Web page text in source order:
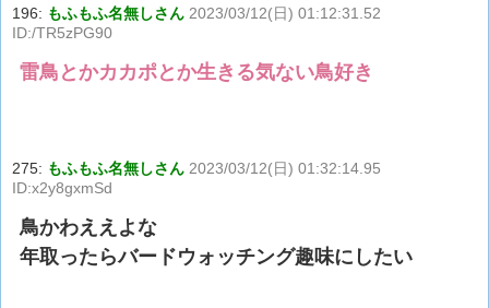
196: もふもふ名無しさん 2023/03/12(日) 01:12:31.52
ID:/TR5zPG90
雷鳥とかカカポとか生きる気ない鳥好き
275: もふもふ名無しさん 2023/03/12(日) 01:32:14.95
ID:x2y8gxmSd
鳥かわええよな
年取ったらバードウォッチング趣味にしたい